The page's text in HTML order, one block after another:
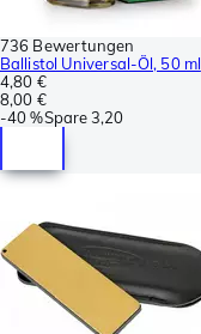
736 Bewertungen
Ballistol Universal-Öl, 50 ml
4,80 €
8,00 €
-40 %Spare3,20